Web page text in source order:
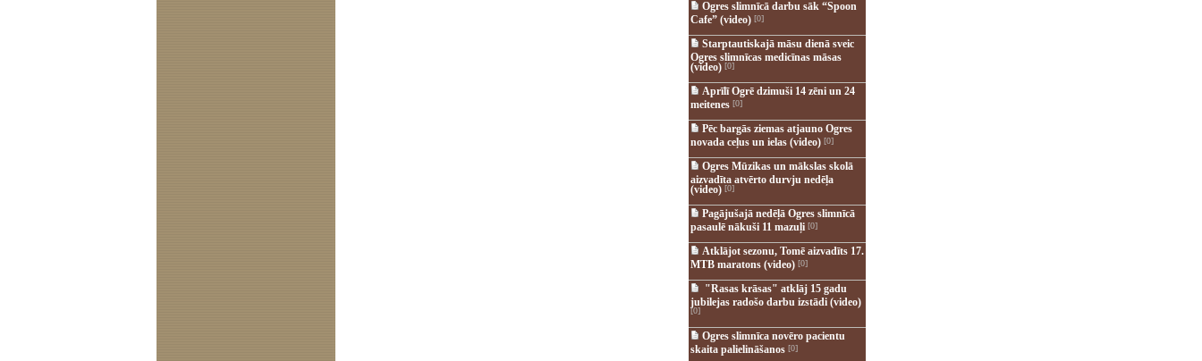
Ogres slimnīcā darbu sāk “Spoon
Cafe” (video)[0]
Starptautiskajā māsu dienā sveic
Ogres slimnīcas medicīnas māsas
(video)[0]
Aprīlī Ogrē dzimuši 14 zēni un 24
meitenes [0]
Pēc bargās ziemas atjauno Ogres
novada ceļus un ielas (video)[0]
Ogres Mūzikas un mākslas skolā
aizvadīta atvērto durvju nedēļa
(video)[0]
Pagājušajā nedēļā Ogres slimnīcā
pasaulē nākuši 11 mazuļi[0]
Atklājot sezonu, Tomē aizvadīts 17.
MTB maratons (video)[0]
"Rasas krāsas" atklāj 15 gadu
jubilejas radošo darbu izstādi (video)
[0]
Ogres slimnīca novēro pacientu
skaita palielināšanos [0]